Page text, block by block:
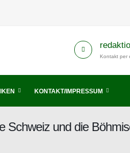
Kontakt per
KONTAKT/IMPRESSUM
Schweiz und die